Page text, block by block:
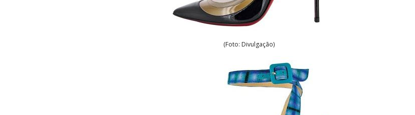
(Foto: Divulgação)